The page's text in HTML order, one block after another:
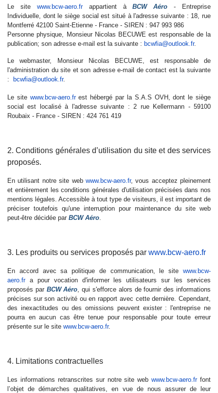
Le site www.bcw-aero.frappartient àBCW Aéro - Entreprise
Individuelle, dont le siège social est situé à l'adresse suivante : 18, rue
Montferré 42100 Saint-Etienne - France - SIREN : 947 993 986
Personne physique, Monsieur Nicolas BECUWE est responsable de la
publication; son adresse e-mail est la suivante : bcwfia@outlook.fr.
Le webmaster, Monsieur Nicolas BECUWE, est responsable de
l'administration du site et son adresse e-mail de contact est la suivante
:
bcwfia@outlook.fr.
Le site www.bcw-aero.frest hébergé par la S.A.S OVH, dont le siège
social est localisé à l'adresse suivante : 2 rue Kellermann - 59100
Roubaix - France - SIREN : 424 761 419
2. Conditions générales d’utilisation du site et des services
proposés.
En utilisant notre site web www.bcw-aero.fr, vous acceptez pleinement
et entièrement les conditions générales d'utilisation précisées dans nos
mentions légales. Accessible à tout type de visiteurs, il est important de
préciser toutefois qu'une interruption pour maintenance du site web
peut-être décidée par BCW Aéro.
3. Les produits ou services proposés par www.bcw-aero.fr
En accord avec sa politique de communication, le site www.bcw-
aero.fra pour vocation d'informer les utilisateurs sur les services
proposés par BCW Aéro, qui s'efforce alors de fournir des informations
précises sur son activité ou en rapport avec cette dernière. Cependant,
des inexactitudes ou des omissions peuvent exister : l'entreprise ne
pourra en aucun cas être tenue pour responsable pour toute erreur
présente sur le site www.bcw-aero.fr.
4. Limitations contractuelles
Les informations retranscrites sur notre site webwww.bcw-aero.frfont
l’objet de démarches qualitatives, en vue de nous assurer de leur